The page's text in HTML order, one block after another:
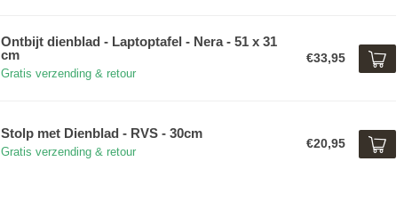
Ontbijt dienblad - Laptoptafel - Nera - 51 x 31
cm
Gratis verzending & retour
€33,95
Stolp met Dienblad - RVS - 30cm
Gratis verzending & retour
€20,95